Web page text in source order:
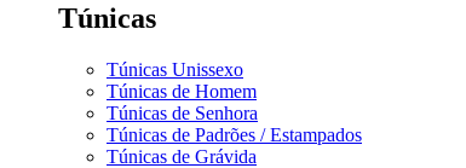
Túnicas
Túnicas Unissexo
Túnicas de Homem
Túnicas de Senhora
Túnicas de Padrões / Estampados
Túnicas de Grávida